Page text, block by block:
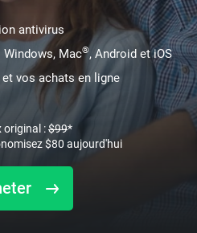
antivirus
Mac®, Android et iOS
vos achats en ligne
original :$99*
$80 aujourd'hui